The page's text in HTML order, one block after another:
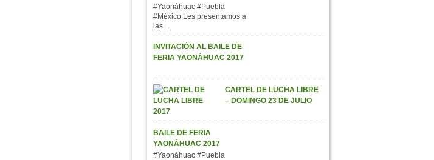
#Yaonáhuac #Puebla
#México Les presentamos a
las…
INVITACIÓN AL BAILE DE
FERIA YAONÁHUAC 2017
CARTEL DE LUCHA LIBRE
– DOMINGO 23 DE JULIO
BAILE DE FERIA
YAONÁHUAC 2017
#Yaonáhuac #Puebla